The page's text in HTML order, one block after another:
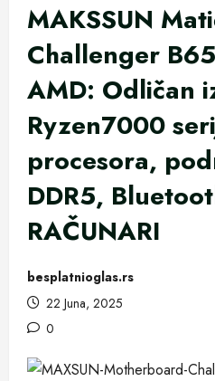
MAKSSUN
Challenger
AMD: Odličan
Ryzen7000
procesora,
DDR5,
RAČUNARI
besplatnioglas.rs
22 Juna, 2025
0